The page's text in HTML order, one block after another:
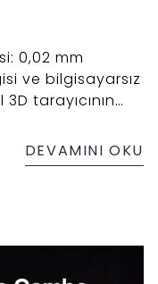
0,02 mm
ve bilgisayarsız
tarayıcının
DEVAMINI OKU